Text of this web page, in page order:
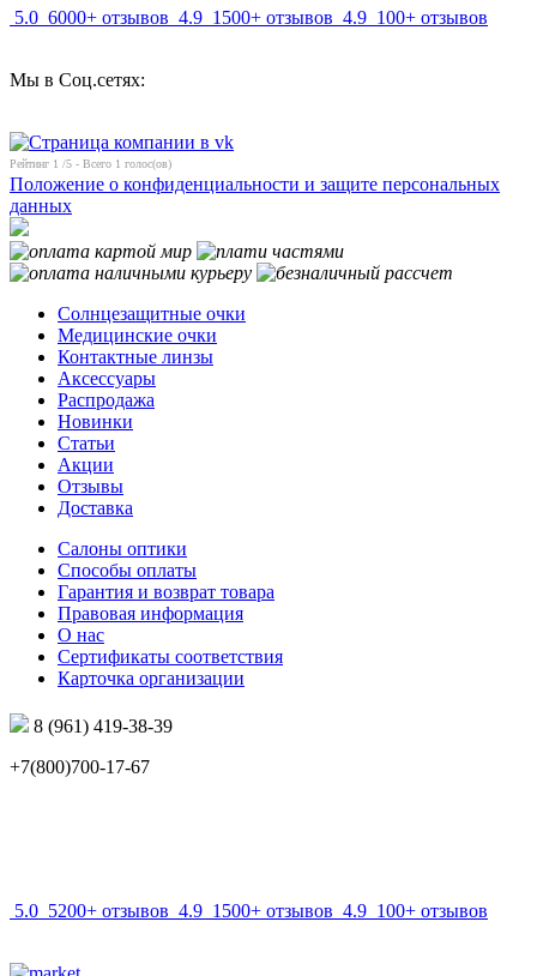
5.0 6000+ отзывов 4.9 1500+ отзывов 4.9 100+ отзывов
Мы в Соц.сетях:
Рейтинг 1 /5 - Всего 1 голос(ов)
Положение о конфиденциальности и защите персональных
данных
Солнцезащитные очки
Медицинские очки
Контактные линзы
Аксессуары
Распродажа
Новинки
Статьи
Акции
Отзывы
Доставка
Салоны оптики
Способы оплаты
Гарантия и возврат товара
Правовая информация
О нас
Сертификаты соответствия
Карточка организации
8 (961) 419-38-39
+7(800)700-17-67
5.0 5200+ отзывов 4.9 1500+ отзывов 4.9 100+ отзывов